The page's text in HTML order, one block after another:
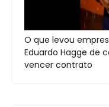
O que levou
Eduardo Hagge de
vencer contrato